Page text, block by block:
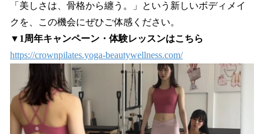
「美しさは、骨格から纏う。」という新しいボディメイ
クを、この機会にぜひご体感ください。
▼1周年キャンペーン・体験レッスンはこちら
https://crownpilates.yoga-beautywellness.com/